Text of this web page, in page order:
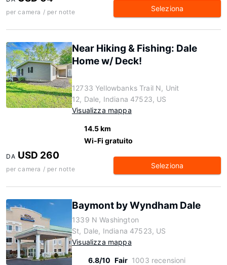
per camera / per notte Seleziona
Near Hiking & Fishing: Dale
Home w/ Deck!
12733 Yellowbanks Trail N, Unit
12, Dale, Indiana 47523, US
Visualizza mappa
14.5 km
Wi-Fi gratuito
DA USD 260
per camera / per notte Seleziona
Baymont by Wyndham Dale
1339 N Washington
St, Dale, Indiana 47523, US
Visualizza mappa
6.8/10 Fair 1003 recensioni